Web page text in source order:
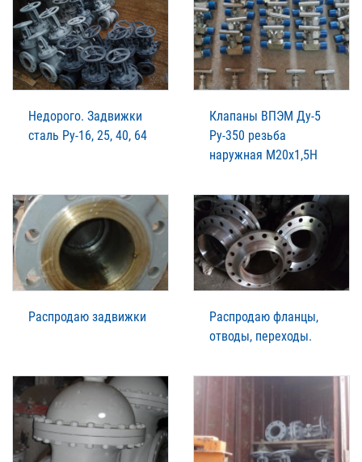
Недорого. Задвижки
сталь Ру-16, 25, 40, 64
Клапаны ВПЭМ Ду-5
Ру-350 резьба
наружная М20х1,5Н
Распродаю задвижки
Распродаю фланцы,
отводы, переходы.